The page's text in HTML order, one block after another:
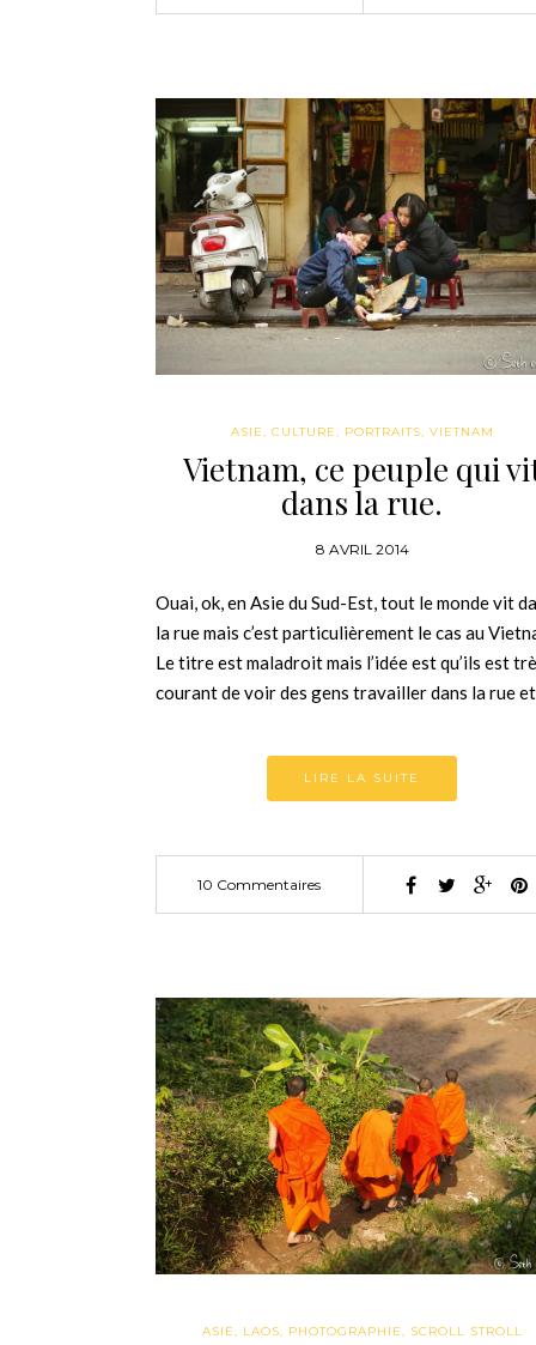
ASIE, CULTURE, PORTRAITS, VIETNAM
Vietnam, ce peuple qui
dans la rue.
8 AVRIL 2014
Ouai, ok, en Asie du Sud-Est, tout le monde vit
la rue mais c’est particulièrement le cas au
Le titre est maladroit mais l’idée est qu’ils est
courant de voir des gens travailler dans la rue
LIRE LA SUITE
10 Commentaires
ASIE, LAOS, PHOTOGRAPHIE, SCROLL STROLL